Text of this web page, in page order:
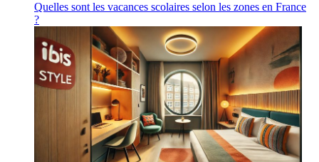
Quelles sont les vacances scolaires selon les zones en France
?